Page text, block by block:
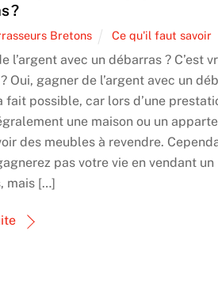
?
Bretons Ce qu'il faut savoir
l’argent avec un débarras ? C’est
Oui, gagner de l’argent avec un
fait possible, car lors d’une
une maison ou un
des meubles à revendre.
pas votre vie en vendant un
mais […]